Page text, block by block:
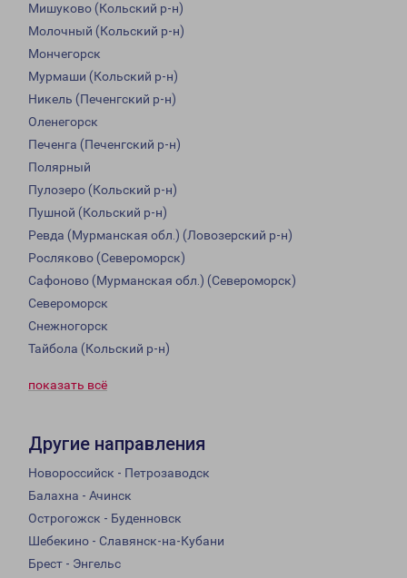
Мишуково (Кольский р-н)
Молочный (Кольский р-н)
Мончегорск
Мурмаши (Кольский р-н)
Никель (Печенгский р-н)
Оленегорск
Печенга (Печенгский р-н)
Полярный
Пулозеро (Кольский р-н)
Пушной (Кольский р-н)
Ревда (Мурманская обл.) (Ловозерский р-н)
Росляково (Североморск)
Сафоново (Мурманская обл.) (Североморск)
Североморск
Снежногорск
Тайбола (Кольский р-н)
показать всё
Другие направления
Новороссийск - Петрозаводск
Балахна - Ачинск
Острогожск - Буденновск
Шебекино - Славянск-на-Кубани
Брест - Энгельс